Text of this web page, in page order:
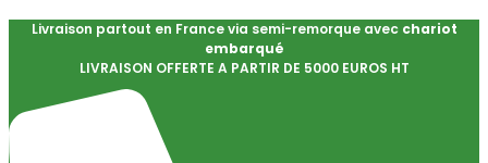
Livraison partout en France via semi-remorque avec chariot
embarqué
LIVRAISON OFFERTE A PARTIR DE 5000 EUROS HT